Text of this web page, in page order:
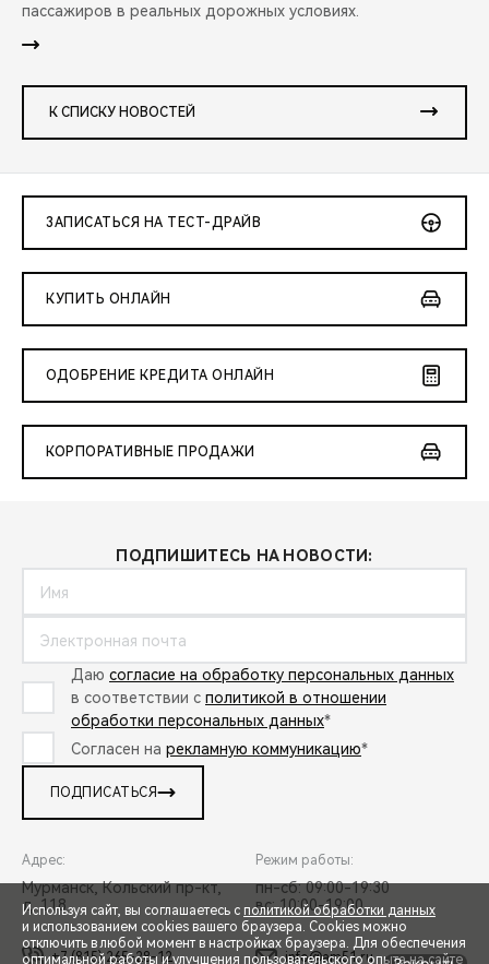
пассажиров в реальных дорожных условиях.
К СПИСКУ НОВОСТЕЙ
ЗАПИСАТЬСЯ НА ТЕСТ-ДРАЙВ
КУПИТЬ ОНЛАЙН
ОДОБРЕНИЕ КРЕДИТА ОНЛАЙН
КОРПОРАТИВНЫЕ ПРОДАЖИ
ПОДПИШИТЕСЬ НА НОВОСТИ:
Даю согласие на обработку персональных данных
в соответствии с политикой в отношении
обработки персональных данных*
Согласен на рекламную коммуникацию*
ПОДПИСАТЬСЯ
Адрес:
Мурманск, Кольский пр-кт,
д. 118
Режим работы:
пн-сб: 09:00-19:30
вс: 10:00-19:00
+7 (815) 265-28-12 info@am51.ru
Используя сайт, вы соглашаетесь с политикой обработки данных
и использованием cookies вашего браузера. Cookies можно
отключить в любой момент в настройках браузера. Для обеспечения
оптимальной работы и улучшения пользовательского опыта на сайте